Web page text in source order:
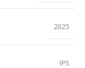
2025
IPS